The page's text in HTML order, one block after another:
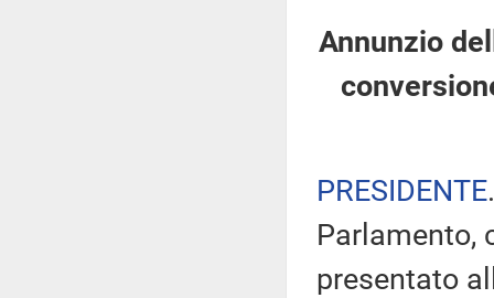
Annunzio
PRESIDENTE
Parlamento,
presentato